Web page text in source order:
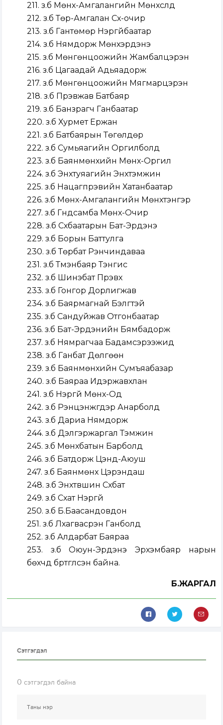
211. з.б Мөнх-Амгалангийн Мөнхсүлд
212. з.б Төр-Амгалан Сүх-очир
213. з.б Гантөмөр Нэргүйбаатар
214. з.б Нямдорж Мөнхэрдэнэ
215. з.б Мөнгөнцоожийн Жамбалцэрэн
216. з.б Цагаадай Адьяадорж
217. з.б Мөнгөнцоожийн Мягмарцэрэн
218. з.б Пүрэвжав Батбаяр
219. з.б Банзрагч Ганбаатар
220. з.б Хурмет Ержан
221. з.б Батбаярын Төгөлдөр
222. з.б Сумьяагийн Оргилболд
223. з.б Баянмөнхийн Мөнх-Оргил
224. з.б Энхтуяагийн Энхтэмүүжин
225. з.б Нацагпүрэвийн Хатанбаатар
226. з.б Мөнх-Амгалангийн Мөнхтэнгэр
227. з.б Гүндсамба Мөнх-Очир
228. з.б Сүхбаатарын Бат-Эрдэнэ
229. з.б Борын Баттулга
230. з.б Төрбат Рэнчиндаваа
231. з.б Түмэнбаяр Тэнгис
232. з.б Шинэбат Пүрэвхүү
233. з.б Гонгор Дорлигжав
234. з.б Баярмагнай Бэлгүтэй
235. з.б Сандуйжав Отгонбаатар
236. з.б Бат-Эрдэнийн Бямбадорж
237. з.б Нямрагчаа Бадамсэрээжид
238. з.б Ганбат Дөлгөөн
239. з.б Баянмөнхийн Сумъяабазар
240. з.б Баяраа Идэржавхлан
241. з.б Нэргүй Мөнх-Од
242. з.б Рэнцэнжүгдэр Анарболд
243. з.б Дариа Нямдорж
244. з.б Дэлгэржаргал Тэмүжин
245. з.б Мөнхбатын Барболд
246. з.б Батдорж Цэнд-Аюуш
247. з.б Баянмөнх Цэрэндаш
248. з.б Энхтүвшин Сүхбат
249. з.б Сүхат Нэргүй
250. з.б Б.Баасандовдон
251. з.б Лхагвасүрэн Ганболд
252. з.б Алдарбат Баяраа
253. з.б Оюун-Эрдэнэ Эрхэмбаяр нарын
бөхчүүд бүртгүүлсэн байна.
Б.ЖАРГАЛ
Сэтгэгдэл
0 сэтгэгдэл байна